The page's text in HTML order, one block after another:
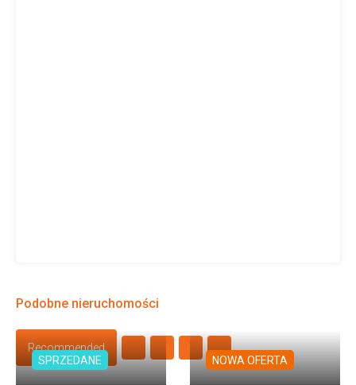
Podobne nieruchomości
Recommended
SPRZEDANE
NOWA OFERTA